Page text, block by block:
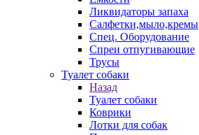
Ликвидаторы запаха
Салфетки,мыло,кремы
Спец. Оборудование
Спреи отпугивающие
Трусы
Туалет собаки
Назад
Туалет собаки
Коврики
Лотки для собак